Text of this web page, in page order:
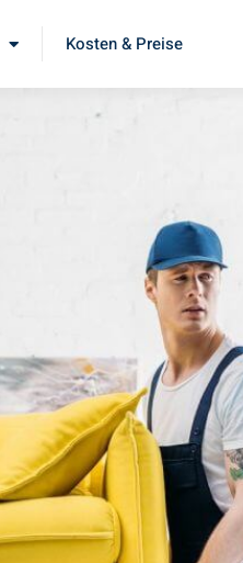
Kosten & Preise